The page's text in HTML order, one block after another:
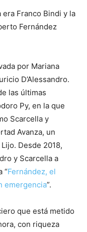
Franco Bindi y la
Fernández
por Mariana
D’Alessandro.
las últimas
Py, en la que
Scarcella y
Avanza, un
Desde 2018,
y Scarcella a
“Fernández, el
emergencia”.
que está metido
con riqueza